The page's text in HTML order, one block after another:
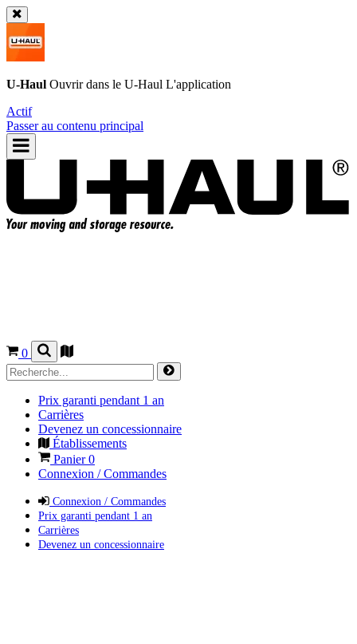
U-Haul Ouvrir dans le U-Haul L'application
Actif
Passer au contenu principal
0
Prix garanti pendant 1 an
Carrières
Devenez un concessionnaire
Établissements
Panier0
Connexion / Commandes
Connexion / Commandes
Prix garanti pendant 1 an
Carrières
Devenez un concessionnaire